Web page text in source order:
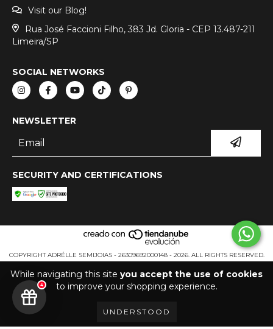
While navigating this site you accept the use of cookies
to improve your shopping experience.
UNDERSTOOD
Visit our Blog!
Rua José Faccioni Filho, 383 Jd. Gloria - CEP 13.487-211
Limeira/SP
SOCIAL NETWORKS
NEWSLETTER
SECURITY AND CERTIFICATIONS
COPYRIGHT ADRÉLLE SEMIJOIAS - 26309692000148 - 2026. ALL RIGHTS RESERVED.
4